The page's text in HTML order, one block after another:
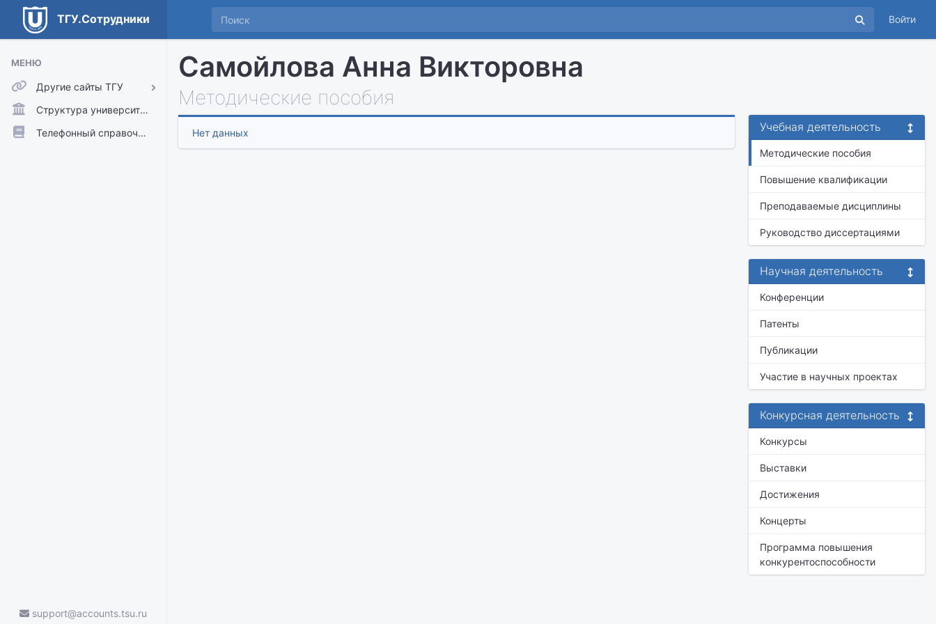
ТГУ.Сотрудники Войти
МЕНЮ
Другие сайты ТГУ
ТГУ.Аккаунты
ТГУ.Расписание
Структура университета
Телефонный справочник
support@accounts.tsu.ru
Самойлова Анна Викторовна
Методические пособия
Нет данных Учебная деятельность
Методические пособия
Повышение квалификации
Преподаваемые дисциплины
Руководство диссертациями
Научная деятельность
Конференции
Патенты
Публикации
Участие в научных проектах
Конкурсная деятельность
Конкурсы
Выставки
Достижения
Концерты
Программа повышения
конкурентоспособности